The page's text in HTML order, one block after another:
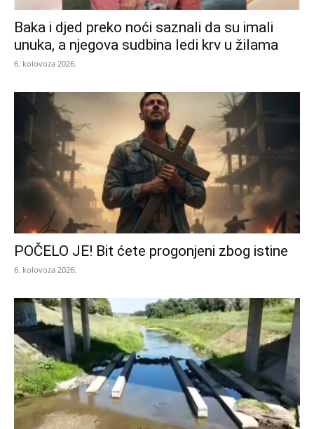
Baka i djed preko noći saznali da su imali
unuka, a njegova sudbina ledi krv u žilama
6. kolovoza 2026.
POČELO JE! Bit ćete progonjeni zbog istine
6. kolovoza 2026.